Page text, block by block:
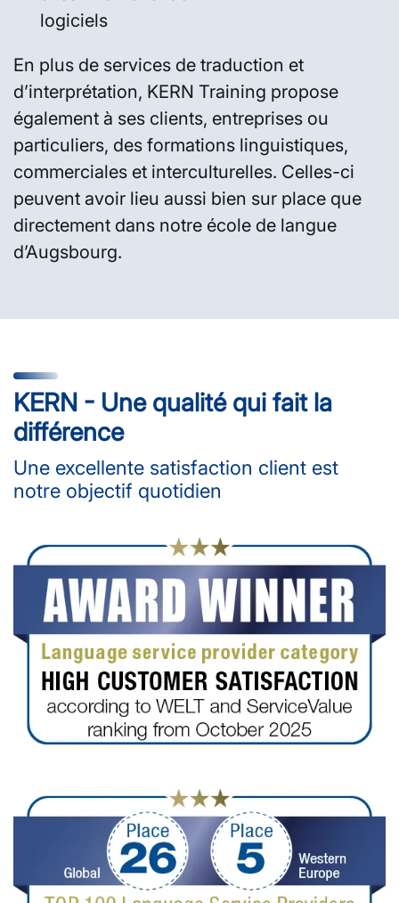
logiciels
En plus de services de traduction et
d’interprétation, KERN Training propose
également à ses clients, entreprises ou
particuliers, des formations linguistiques,
commerciales et interculturelles. Celles-ci
peuvent avoir lieu aussi bien sur place que
directement dans notre école de langue
d’Augsbourg.
KERN - Une qualité qui fait la
différence
Une excellente satisfaction client est
notre objectif quotidien